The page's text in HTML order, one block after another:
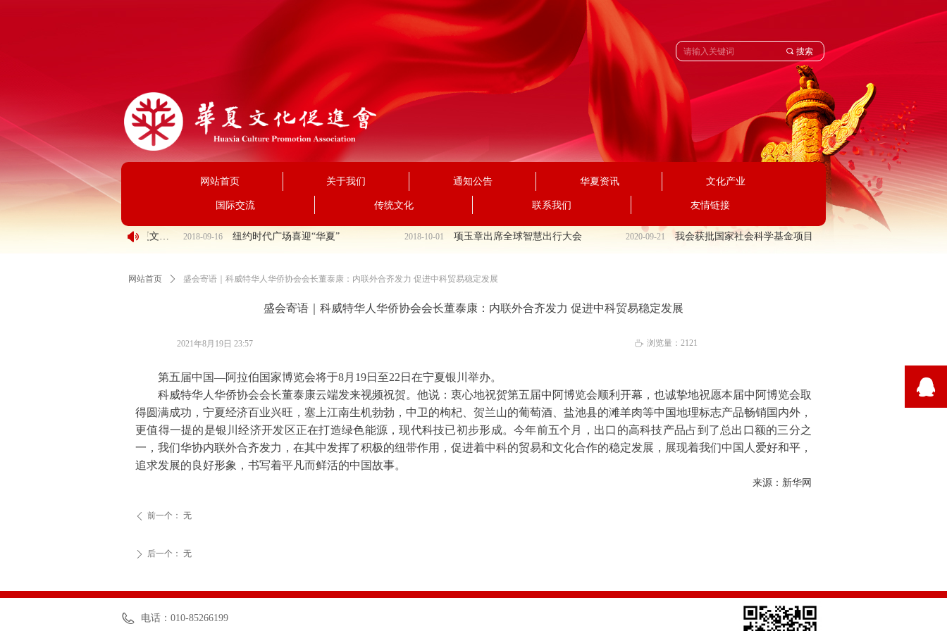
넄 2018-09-16
民盟中央副主席张平一行来华夏文化促进会调研 2018-10-01
纽约时代广场喜迎“华夏” 2020-09-21
项玉章出席全球智慧出行大会 我会获批国家社会科学基金项目
끠 搜索
网站首页 关于我们 通知公告 华夏资讯 文化产业
国际交流 传统文化 联系我们 友情链接
盛会寄语｜科威特华人华侨协会会长董泰康：内联外合齐发力 促进中科贸易稳定发展
网站首页 ꄲ 盛会寄语｜科威特华人华侨协会会长董泰康：内联外合齐发力 促进中科贸易稳定发展
第五届中国—阿拉伯国家博览会将于8月19日至22日在宁夏银川举办。
科威特华人华侨协会会长董泰康云端发来视频祝贺。他说：衷心地祝贺第五届中阿博览会顺利开幕，也诚挚地祝愿本届中阿博览会取
得圆满成功，宁夏经济百业兴旺，塞上江南生机勃勃，中卫的枸杞、贺兰山的葡萄酒、盐池县的滩羊肉等中国地理标志产品畅销国内外，
更值得一提的是银川经济开发区正在打造绿色能源，现代科技已初步形成。今年前五个月，出口的高科技产品占到了总出口额的三分之
一，我们华协内联外合齐发力，在其中发挥了积极的纽带作用，促进着中科的贸易和文化合作的稳定发展，展现着我们中国人爱好和平，
追求发展的良好形象，书写着平凡而鲜活的中国故事。
来源：新华网
2021年8月19日 23:57 ꄘ 浏览量： 2121
ꄴ 前一个： 无
ꄲ 后一个： 无
电话： 010-85266199
뀩